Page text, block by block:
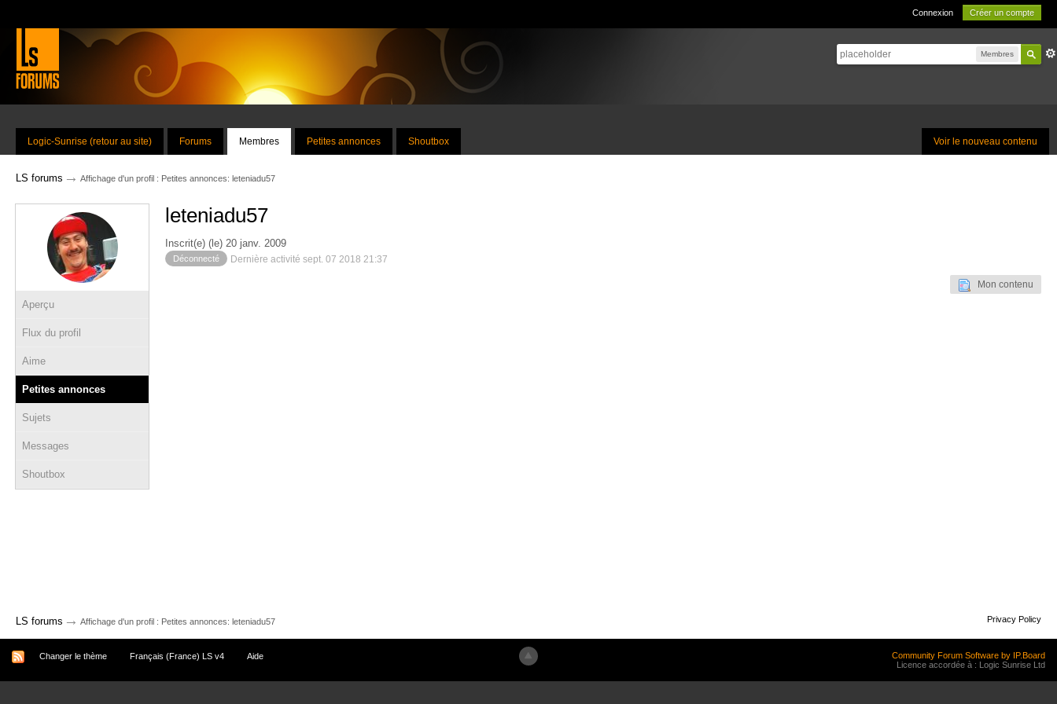
Connexion Créer un compte
Membres
Voir le nouveau contenu
Logic-Sunrise (retour au site) Forums Membres Petites annonces Shoutbox
LS forums → Affichage d'un profil : Petites annonces: leteniadu57
Aperçu
Flux du profil
Aime
Petites annonces
Sujets
Messages
Shoutbox
leteniadu57
Inscrit(e) (le) 20 janv. 2009
Déconnecté Dernière activité sept. 07 2018 21:37
Mon contenu
LS forums → Affichage d'un profil : Petites annonces: leteniadu57 Privacy Policy
Changer le thème Français (France) LS v4 Aide
Community Forum Software by IP.Board
Licence accordée à : Logic Sunrise Ltd